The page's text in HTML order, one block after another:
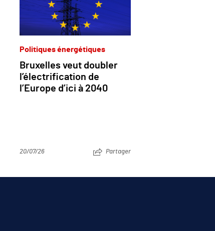
Politiques énergétiques
Bruxelles veut doubler
l’électrification de
l’Europe d’ici à 2040
20/07/26 Partager